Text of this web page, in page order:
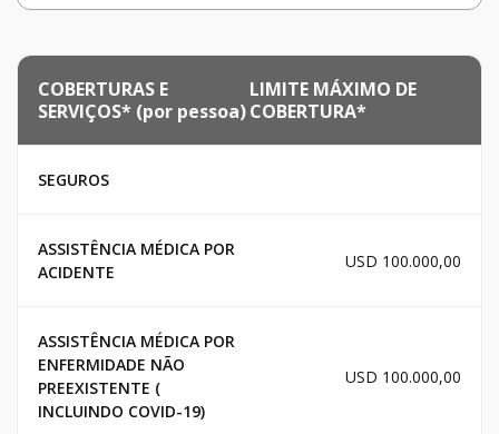
COBERTURAS E
SERVIÇOS* (por pessoa)
LIMITE MÁXIMO DE
COBERTURA*
SEGUROS
ASSISTÊNCIA MÉDICA POR
ACIDENTE
USD 100.000,00
ASSISTÊNCIA MÉDICA POR
ENFERMIDADE NÃO
PREEXISTENTE (
INCLUINDO COVID-19)
USD 100.000,00